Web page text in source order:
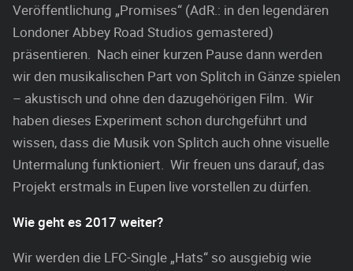
Veröffentlichung „Promises“ (AdR.: in den legendären
Londoner Abbey Road Studios gemastered)
präsentieren. Nach einer kurzen Pause dann werden
wir den musikalischen Part von Splitch in Gänze spielen
– akustisch und ohne den dazugehörigen Film. Wir
haben dieses Experiment schon durchgeführt und
wissen, dass die Musik von Splitch auch ohne visuelle
Untermalung funktioniert. Wir freuen uns darauf, das
Projekt erstmals in Eupen live vorstellen zu dürfen.
Wie geht es 2017 weiter?
Wir werden die LFC-Single „Hats“ so ausgiebig wie